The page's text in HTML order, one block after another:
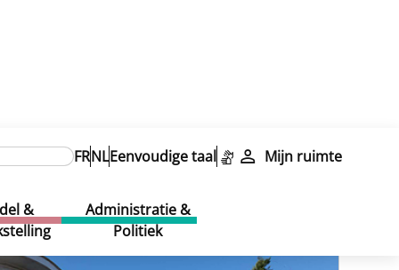
FRNLEenvoudige taal Mijn ruimte
&
Administratie &
Politiek